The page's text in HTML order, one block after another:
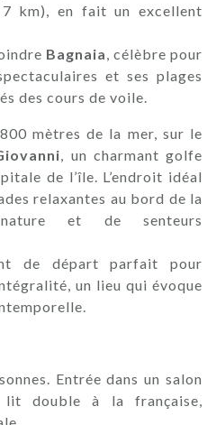
km), en fait un excellent
Bagnaia, célèbre pour
et ses plages
des cours de voile.
mètres de la mer, sur le
, un charmant golfe
de l’île. L’endroit idéal
relaxantes au bord de la
et de senteurs
de départ parfait pour
un lieu qui évoque
Entrée dans un salon
lit double à la française,